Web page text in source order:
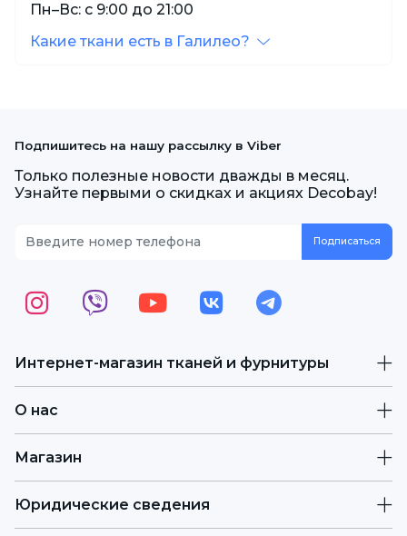
Пн–Вс: с 9:00 до 21:00
Какие ткани есть в Галилео?
Интернет-магазин тканей и фурнитуры
О нас
Магазин
Юридические сведения
Подпишитесь на нашу рассылку в Viber
Только полезные новости дважды в месяц.
Узнайте первыми о скидках и акциях Decobay!